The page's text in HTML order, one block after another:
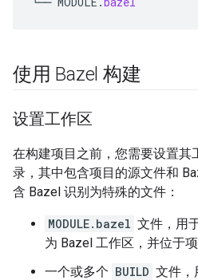
使用 Bazel 构建
设置工作区
在构建项目之前，您需要设置其
录，其中包含项目的源文件和
含 Bazel 识别为特殊的文件：
MODULE.bazel 文件，用
为 Bazel 工作区，并位于
一个或多个 BUILD 文件，